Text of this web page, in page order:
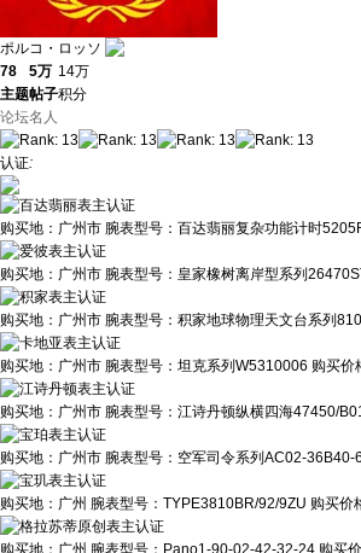
ポルコ・ロッソ
78
主题
5万
帖子
14万
积分
论坛名人
认证:
购买地： 广州市 腕表型号： 百达翡丽复杂功能计时
购买地： 广州市 腕表型号： 皇家橡树离岸型系列
购买地： 广州市 腕表型号： 积家地球物理天文台系列
购买地： 广州市 腕表型号： 坦克系列W5310006 购买价
购买地： 广州市 腕表型号： 江诗丹顿纵横四海47450/
购买地： 广州市 腕表型号： 空军司令系列AC02-36B40-
购买地： 广州 腕表型号： TYPE3810BR/92/9ZU 购买价
购买地： 广州 腕表型号： Pano1-90-02-42-32-24 购买